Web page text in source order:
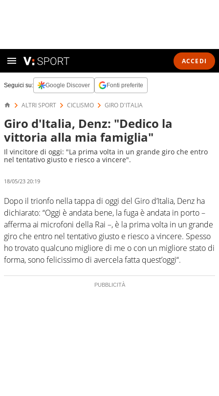
ACCEDI
Seguici su: Google Discover Fonti preferite
ALTRI SPORT CICLISMO GIRO D'ITALIA
Giro d'Italia, Denz: "Dedico la
vittoria alla mia famiglia"
Il vincitore di oggi: "La prima volta in un grande giro che entro
nel tentativo giusto e riesco a vincere".
18/05/23 20:19
Dopo il trionfo nella tappa di oggi del Giro d’Italia, Denz ha
dichiarato: “Oggi è andata bene, la fuga è andata in porto –
afferma ai microfoni della Rai –, è la prima volta in un grande
giro che entro nel tentativo giusto e riesco a vincere. Spesso
ho trovato qualcuno migliore di me o con un migliore stato di
forma, sono felicissimo di avercela fatta quest’oggi“.